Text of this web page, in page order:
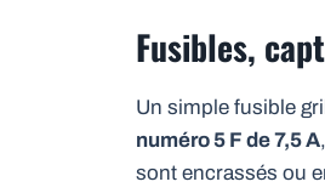
Fusibles,
Un simple fusible
numéro 5 F de 7,5 A
sont encrassés ou